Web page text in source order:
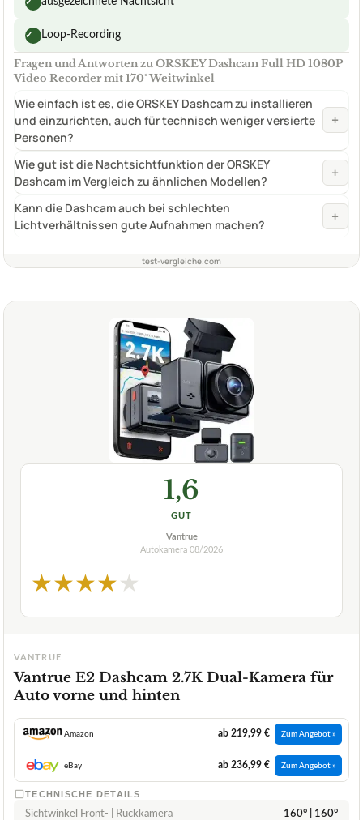
✓
✓ Loop-Recording
Fragen und Antworten zu ORSKEY Dashcam Full HD 1080P
Video Recorder mit 170° Weitwinkel
Wie einfach ist es, die ORSKEY Dashcam zu installieren
und einzurichten, auch für technisch weniger versierte
Personen?
+
Wie gut ist die Nachtsichtfunktion der ORSKEY
Dashcam im Vergleich zu ähnlichen Modellen?
+
Kann die Dashcam auch bei schlechten
Lichtverhältnissen gute Aufnahmen machen?
+
test-vergleiche.com
1,6
GUT
Vantrue
Autokamera 08/2026
★★★★★
VANTRUE
Vantrue E2 Dashcam 2.7K Dual-Kamera für
Auto vorne und hinten
Amazon ab 219,99 € Zum Angebot »
eBay ab 236,99 € Zum Angebot »
TECHNISCHE DETAILS
Sichtwinkel Front- | Rückkamera 160° | 160°